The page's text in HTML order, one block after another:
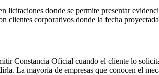
donde se permite presentar
corporativos donde la fecha
Constancia Oficial cuando el cliente lo
La mayoría de empresas que conocen el